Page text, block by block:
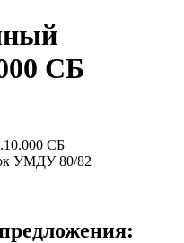
СБ
СБ
УМДУ 80/82